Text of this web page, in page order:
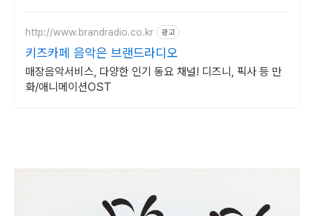
http://www.brandradio.co.kr 광고
키즈카페 음악은 브랜드라디오
매장음악서비스, 다양한 인기 동요 채널! 디즈니, 픽사 등 만
화/애니메이션OST